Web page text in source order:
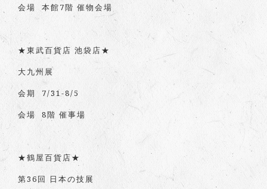
会場 本館7階 催物会場
★東武百貨店 池袋店★
大九州展
会期 7/31-8/5
会場 8階 催事場
★鶴屋百貨店★
第36回 日本の技展